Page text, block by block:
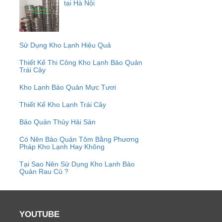
tại Hà Nội
Sử Dụng Kho Lạnh Hiệu Quả
Thiết Kế Thi Công Kho Lạnh Bảo Quản
Trái Cây
Kho Lạnh Bảo Quản Mực Tươi
Thiết Kế Kho Lạnh Trái Cây
Bảo Quản Thủy Hải Sản
Có Nên Bảo Quản Tôm Bằng Phương
Pháp Kho Lạnh Hay Không
Tại Sao Nên Sử Dụng Kho Lạnh Bảo
Quản Rau Củ ?
YOUTUBE